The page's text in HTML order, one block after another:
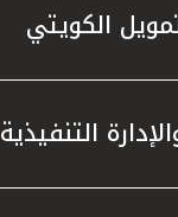
الصرف الآلي
الكويتي
التنفيذية